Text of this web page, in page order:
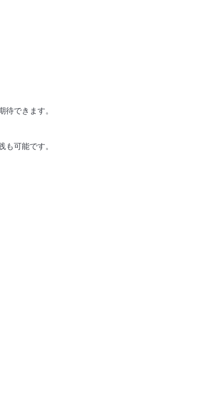
できます。
可能です。